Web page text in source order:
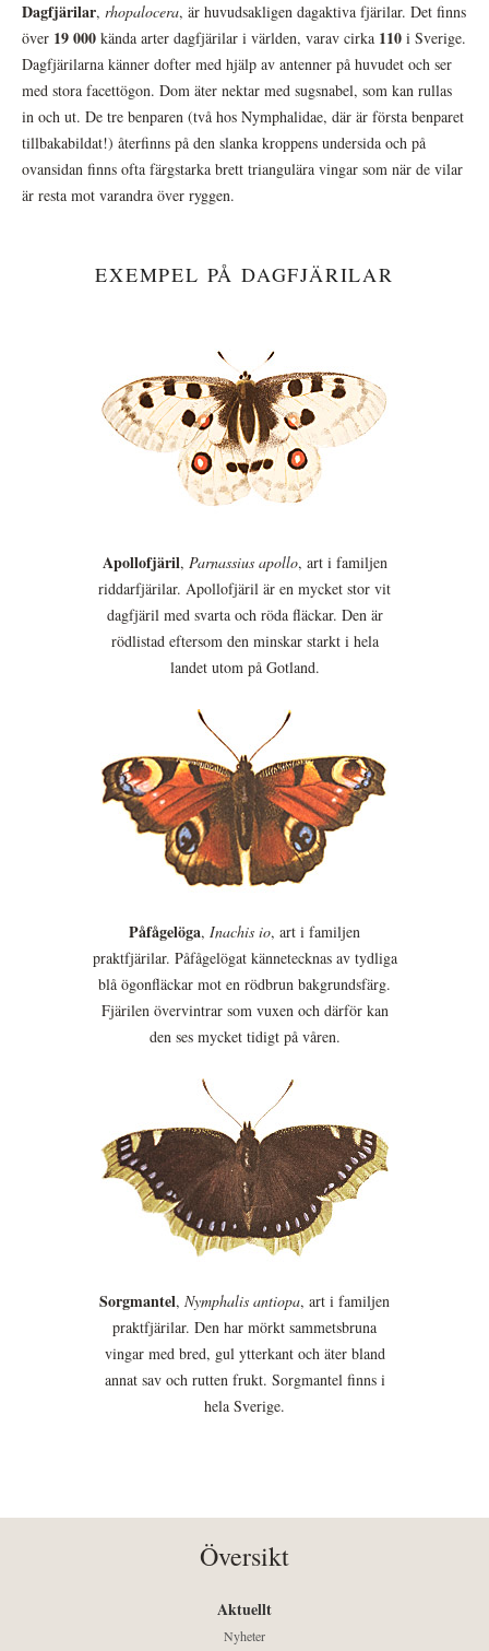
Dagfjärilar, rhopalocera, är huvudsakligen dagaktiva fjärilar. Det finns
över 19 000 kända arter dagfjärilar i världen, varav cirka 110 i Sverige.
Dagfjärilarna känner dofter med hjälp av antenner på huvudet och ser
med stora facettögon. Dom äter nektar med sugsnabel, som kan rullas
in och ut. De tre benparen (två hos Nymphalidae, där är första benparet
tillbakabildat!) återfinns på den slanka kroppens undersida och på
ovansidan finns ofta färgstarka brett triangulära vingar som när de vilar
är resta mot varandra över ryggen.
EXEMPEL PÅ DAGFJÄRILAR
Apollofjäril, Parnassius apollo, art i familjen
riddarfjärilar. Apollofjäril är en mycket stor vit
dagfjäril med svarta och röda fläckar. Den är
rödlistad eftersom den minskar starkt i hela
landet utom på Gotland.
Påfågelöga, Inachis io, art i familjen
praktfjärilar. Påfågelögat kännetecknas av tydliga
blå ögonfläckar mot en rödbrun bakgrundsfärg.
Fjärilen övervintrar som vuxen och därför kan
den ses mycket tidigt på våren.
Sorgmantel, Nymphalis antiopa, art i familjen
praktfjärilar. Den har mörkt sammetsbruna
vingar med bred, gul ytterkant och äter bland
annat sav och rutten frukt. Sorgmantel finns i
hela Sverige.
Översikt
Aktuellt
Nyheter